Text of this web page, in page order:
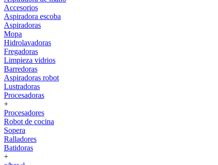
Accesorios
Aspiradora escoba
Aspiradoras
Mopa
Hidrolavadoras
Fregadoras
Limpieza vidrios
Barredoras
Aspiradoras robot
Lustradoras
Procesadoras
+
Procesadores
Robot de cocina
Sopera
Ralladores
Batidoras
+